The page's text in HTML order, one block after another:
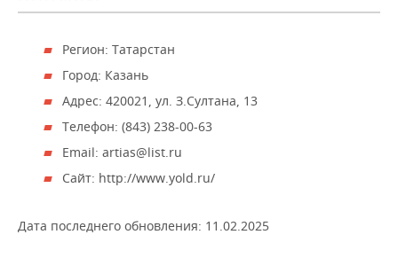
ТЕЛЕКОММУНИКАЦИИ
БИЗНЕС-БРАНЧИ
ONLINE-КОНФЕРЕНЦИИ
ОТКРЫТАЯ ЛЕКЦИЯ
ФУТБОЛ
ХОККЕЙ
БАСКЕТБОЛ
ВОЛЕЙБОЛ
КИБЕРСПОРТ
ФИГУРНОЕ КАТАНИЕ
НОВОСТИ ОБЩЕСТВА
ВЛАСТЬ
ИНФРАСТРУКТУРА
КУЛЬТУРА
МЕДИЦИНА
ФОТОГАЛЕРЕЯ
СЮЖЕТЫ
СПРАВОЧНИК
СПИСОК ПЕРСОН
СПИСОК КОМПАНИЙ
ПОЛНАЯ ВЕРСИЯ
Регион: Татарстан
Город: Казань
Адрес: 420021, ул. З.Султана, 13
Телефон: (843) 238-00-63
Email: artias@list.ru
Сайт: http://www.yold.ru/
Дата последнего обновления: 11.02.2025